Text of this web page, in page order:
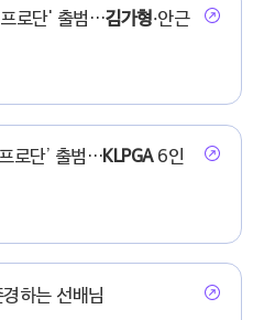
로단' 출범…김가형·안근
로단’ 출범…KLPGA6인
경하는 선배님